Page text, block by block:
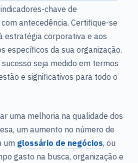
chave de
antecedência. Certifique-se
estratégia corporativa e aos
específicos da sua organização.
seja medido em termos
e significativos para todo o
uma melhoria na qualidade dos
um aumento no número de
um glossário de negócios, ou
gasto na busca, organização e